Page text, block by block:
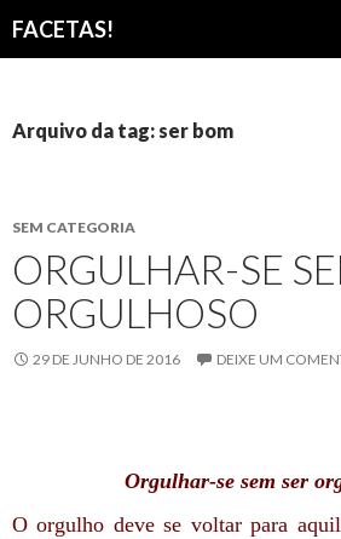
FACETAS!
CONTEÚDO
Arquivo da tag: ser bom
SEM CATEGORIA
ORGULHAR-SE
ORGULHOSO
29 DE JUNHO DE 2016 DEIXE UM
Orgulhar-se sem ser
O orgulho deve se voltar para